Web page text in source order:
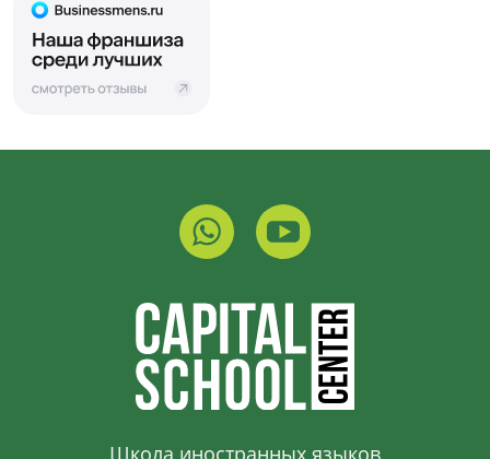
Школа иностранных языков